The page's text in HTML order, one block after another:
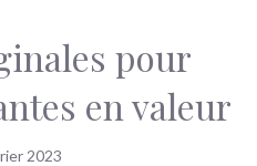
pour
en valeur
2023